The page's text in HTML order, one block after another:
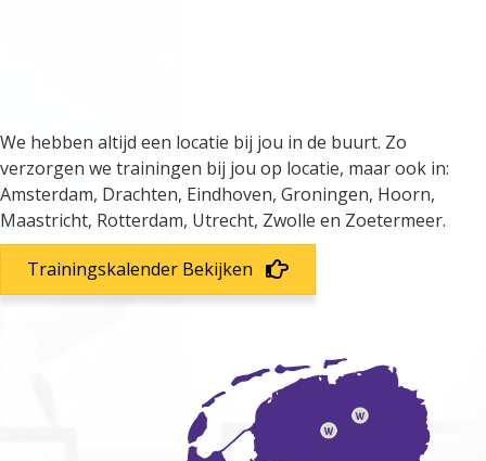
We hebben altijd een locatie bij jou in de buurt. Zo
verzorgen we trainingen bij jou op locatie, maar ook in:
Amsterdam, Drachten, Eindhoven, Groningen, Hoorn,
Maastricht, Rotterdam, Utrecht, Zwolle en Zoetermeer.
Trainingskalender Bekijken